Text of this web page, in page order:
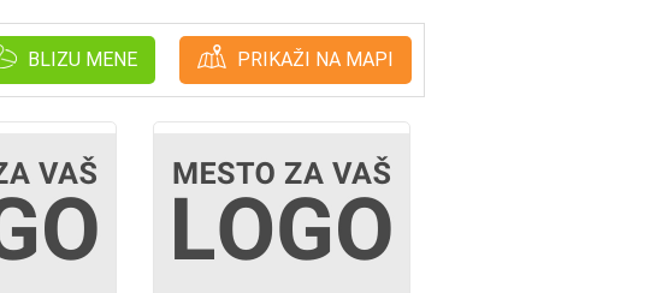
BLIZU MENE PRIKAŽI NA MAPI